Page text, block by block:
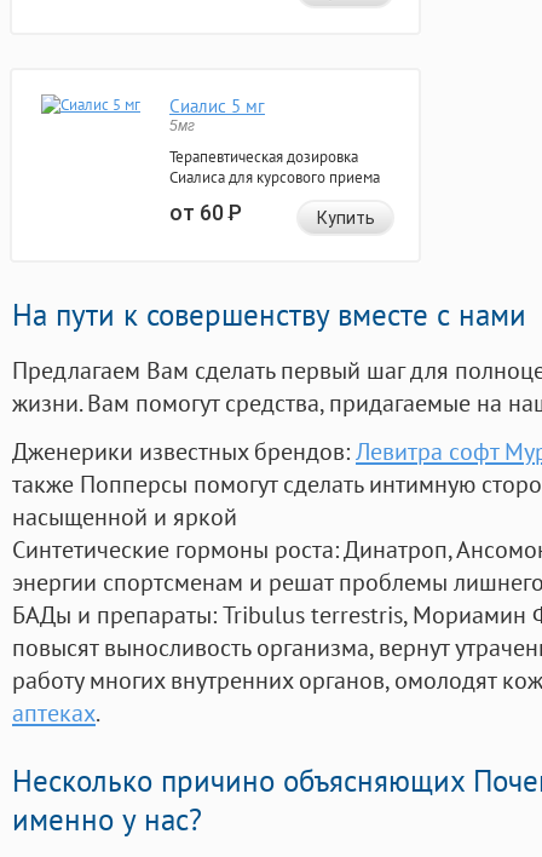
Сиалис 5 мг
5мг
Терапевтическая дозировка
Сиалиса для курсового приема
от 60Р Купить
На пути к совершенству вместе с нами
Предлагаем Вам сделать первый шаг для
жизни. Вам помогут средства, придагаемые на
Дженерики известных брендов:Левитра софт
также Попперсы помогут сделать интимную
насыщенной и яркой
Синтетические гормоны роста: Динатроп,
энергии спортсменам и решат проблемы
БАДы и препараты:Tribulus terrestris, Мориамин
повысят выносливость организма, вернут
работу многих внутренних органов, омолодят
аптеках.
Несколько причино объясняющих
именно у нас?